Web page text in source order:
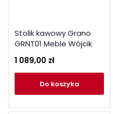
Stolik kawowy Grano
GRNT01 Meble Wójcik
viking / szary
1 089,00 zł
do koszyka